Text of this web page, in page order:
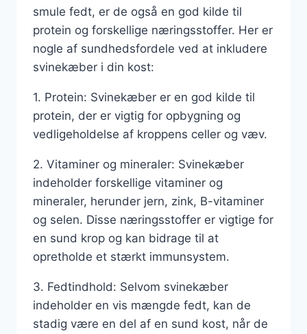
smule fedt, er de også en god kilde til
protein og forskellige næringsstoffer. Her er
nogle af sundhedsfordele ved at inkludere
svinekæber i din kost:
1. Protein: Svinekæber er en god kilde til
protein, der er vigtig for opbygning og
vedligeholdelse af kroppens celler og væv.
2. Vitaminer og mineraler: Svinekæber
indeholder forskellige vitaminer og
mineraler, herunder jern, zink, B-vitaminer
og selen. Disse næringsstoffer er vigtige for
en sund krop og kan bidrage til at
opretholde et stærkt immunsystem.
3. Fedtindhold: Selvom svinekæber
indeholder en vis mængde fedt, kan de
stadig være en del af en sund kost, når de